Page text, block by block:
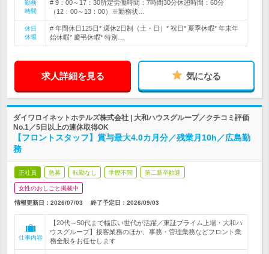
勤務
時間
# 9：00～17：30所定労働時間：7時間30分休憩時間：60分
（12：00～13：00）※勤務状…
休日
休暇
# 年間休日125日* 週休2日制（土・日）* 祝日* 夏季休暇* 年末年
始休暇* 慶弔休暇* 特別…
求人詳細を見る 気になる
ダイワロイネットホテルズ株式会社 | 大和ハウスグループ／クチコミ評価
No.1／5日以上の連休取得OK
【フロントスタッフ】賞与最大4.0カ月分／残業月10h／広島勤
務
正社員 急募 転勤なし 学歴不問 第二新卒歓迎
女性のおしごと掲載中
情報更新日：2026/07/03 終了予定日： 2026/09/03
仕事内容
【20代～50代まで幅広い世代が活躍／東証プライム上場・大和ハ
ウスグループ】接客業務のほか、事務・管理業務などフロント業
務全般をお任せします